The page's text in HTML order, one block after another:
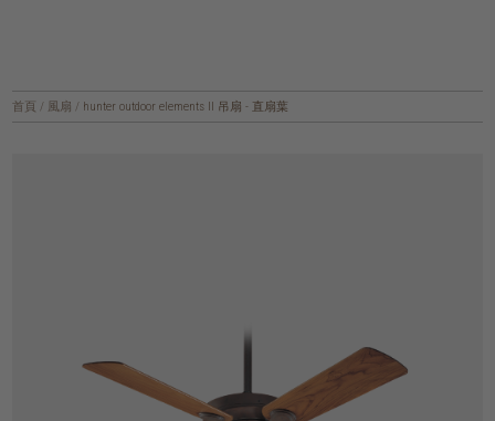
首頁 / 風扇 / hunter outdoor elements II 吊扇 - 直扇葉